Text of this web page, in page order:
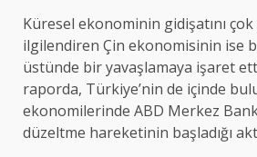
Küresel ekonominin gidişatını çok
ilgilendiren Çin ekonomisinin ise
üstünde bir yavaşlamaya işaret
raporda, Türkiye’nin de içinde
ekonomilerinde ABD Merkez
düzeltme hareketinin başladığı